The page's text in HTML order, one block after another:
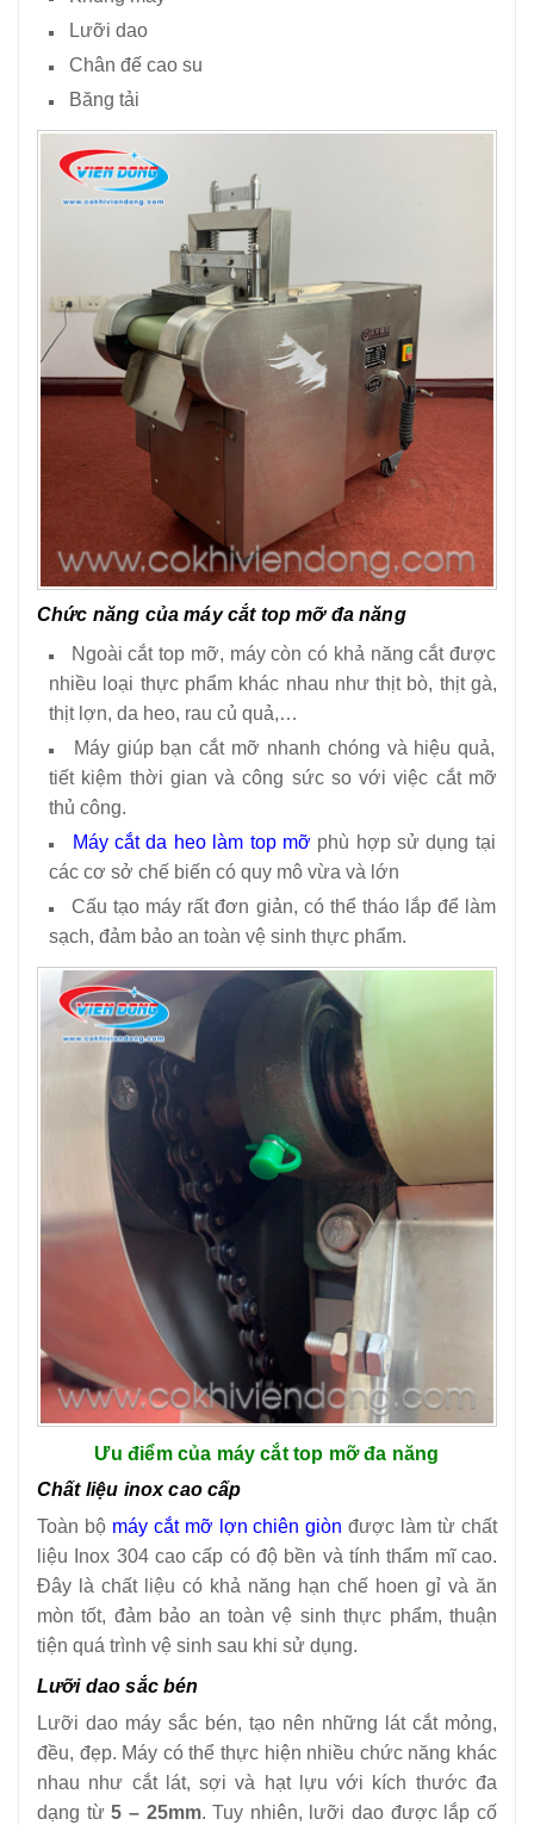
Lưỡi dao
Chân đế cao su
Băng tải
Chức năng của máy cắt top mỡ đa năng
Ngoài cắt top mỡ, máy còn có khả năng cắt được
nhiều loại thực phẩm khác nhau như thịt bò, thịt gà,
thịt lợn, da heo, rau củ quả,…
Máy giúp bạn cắt mỡ nhanh chóng và hiệu quả,
tiết kiệm thời gian và công sức so với việc cắt mỡ
thủ công.
Máy cắt da heo làm top mỡ phù hợp sử dụng tại
các cơ sở chế biến có quy mô vừa và lớn
Cấu tạo máy rất đơn giản, có thể tháo lắp để làm
sạch, đảm bảo an toàn vệ sinh thực phẩm.
Ưu điểm của máy cắt top mỡ đa năng
Chất liệu inox cao cấp
Toàn bộ máy cắt mỡ lợn chiên giòn được làm từ chất
liệu Inox 304 cao cấp có độ bền và tính thẩm mĩ cao.
Đây là chất liệu có khả năng hạn chế hoen gỉ và ăn
mòn tốt, đảm bảo an toàn vệ sinh thực phẩm, thuận
tiện quá trình vệ sinh sau khi sử dụng.
Lưỡi dao sắc bén
Lưỡi dao máy sắc bén, tạo nên những lát cắt mỏng,
đều, đẹp. Máy có thể thực hiện nhiều chức năng khác
nhau như cắt lát, sợi và hạt lựu với kích thước đa
dạng từ5 – 25mm. Tuy nhiên, lưỡi dao được lắp cố